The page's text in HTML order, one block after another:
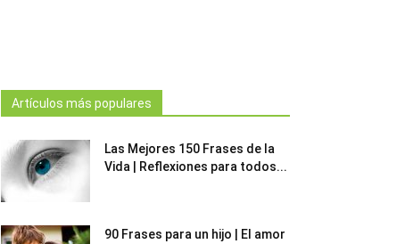
Artículos más populares
Las Mejores 150 Frases de la
Vida | Reflexiones para todos...
90 Frases para un hijo | El amor